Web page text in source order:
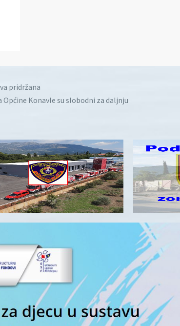
pridržana
Konavle su slobodni za daljnju